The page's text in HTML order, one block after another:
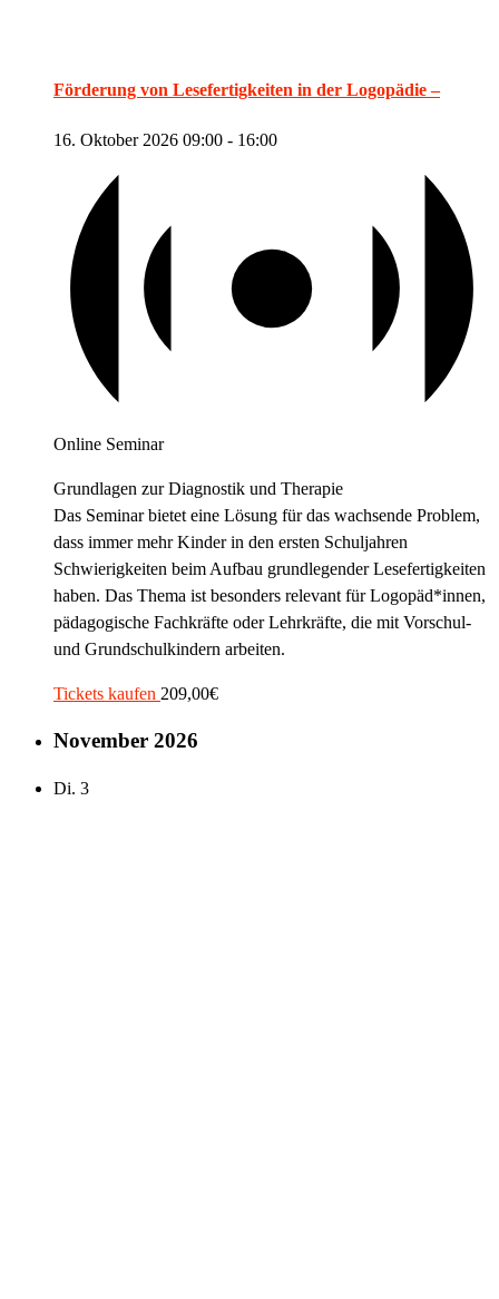
Förderung von Lesefertigkeiten in der Logopädie –
16. Oktober 2026 09:00 - 16:00
Online Seminar
Grundlagen zur Diagnostik und Therapie
Das Seminar bietet eine Lösung für das wachsende Problem,
dass immer mehr Kinder in den ersten Schuljahren
Schwierigkeiten beim Aufbau grundlegender Lesefertigkeiten
haben. Das Thema ist besonders relevant für Logopäd*innen,
pädagogische Fachkräfte oder Lehrkräfte, die mit Vorschul-
und Grundschulkindern arbeiten.
Tickets kaufen 209,00€
November 2026
Di. 3